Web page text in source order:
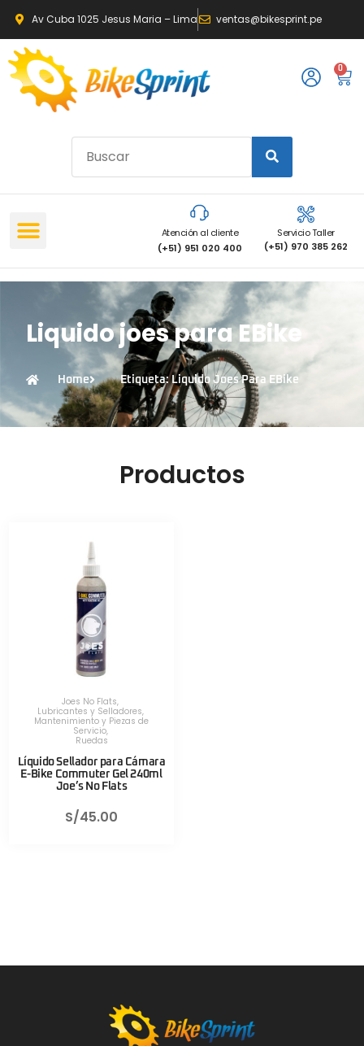
Av Cuba 1025 Jesus Maria – Lima ventas@bikesprint.pe
0
Atención al cliente
(+51) 951 020 400
Servicio Taller
(+51) 970 385 262
Liquido joes para EBike
Home Etiqueta: Liquido Joes Para EBike
Productos
Joes No Flats,
Lubricantes y Selladores,
Mantenimiento y Piezas de
Servicio,
Ruedas
Líquido Sellador para Cámara
E-Bike Commuter Gel 240ml
Joe’s No Flats
S/45.00